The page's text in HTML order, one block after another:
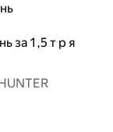
за 1,5 т р я